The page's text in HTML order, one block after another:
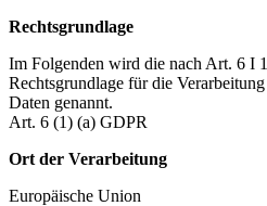
Rechtsgrundlage
Im Folgenden wird die nach Art. 6 I
Rechtsgrundlage für die
Daten genannt.
Art. 6 (1) (a) GDPR
Ort der Verarbeitung
Europäische Union